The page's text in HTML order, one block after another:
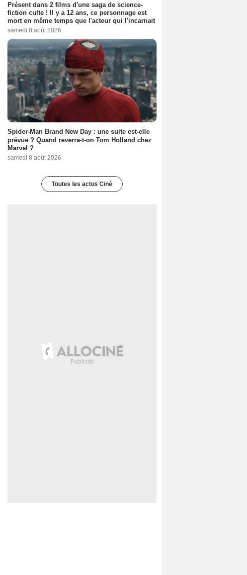
Présent dans 2 films d'une saga de science-
fiction culte ! Il y a 12 ans, ce personnage est
mort en même temps que l'acteur qui l'incarnait
samedi 8 août 2026
Spider-Man Brand New Day : une suite est-elle
prévue ? Quand reverra-t-on Tom Holland chez
Marvel ?
samedi 8 août 2026
Toutes les actus Ciné